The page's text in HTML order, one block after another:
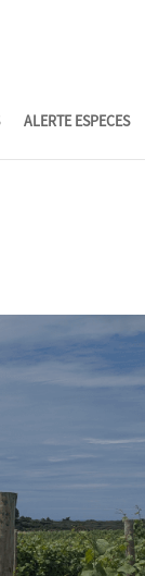
ALERTE ESPECES